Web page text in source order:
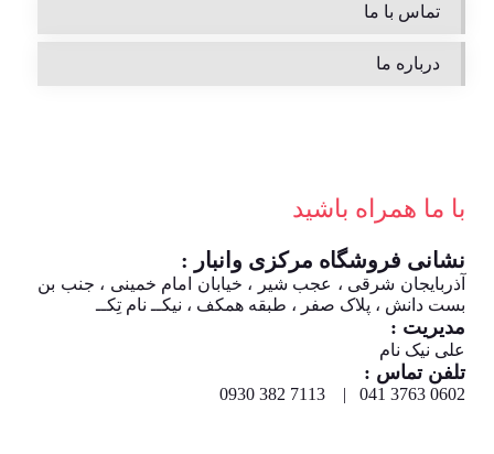
تماس با ما
درباره ما
با ما همراه باشید
نشانی فروشگاه مرکزی وانبار :
آذربایجان شرقی ، عجب شیر ، خیابان امام خمینی ، جنب بن
بست دانش ، پلاک صفر ، طبقه همکف ، نیکــ نام تِکــ
مدیریت :
علی نیک نام
تلفن تماس :
0602 3763 041 | 7113 382 0930